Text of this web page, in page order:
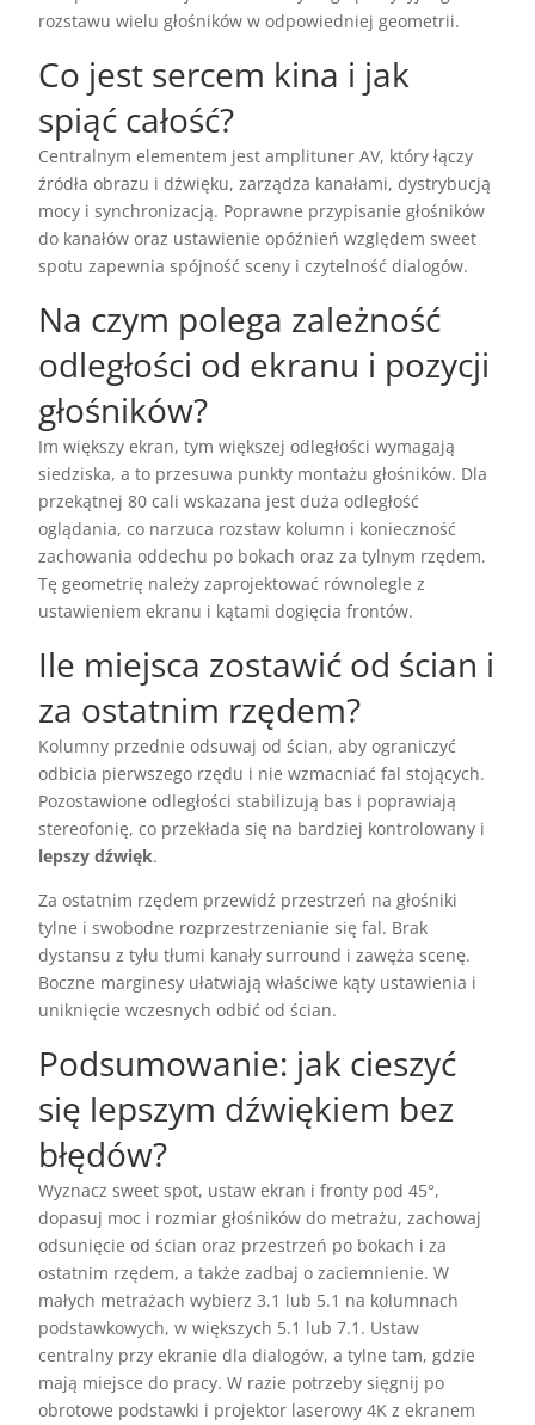
rozstawu wielu głośników w odpowiedniej geometrii.
Co jest sercem kina i jak
spiąć całość?
Centralnym elementem jest amplituner AV, który łączy
źródła obrazu i dźwięku, zarządza kanałami, dystrybucją
mocy i synchronizacją. Poprawne przypisanie głośników
do kanałów oraz ustawienie opóźnień względem sweet
spotu zapewnia spójność sceny i czytelność dialogów.
Na czym polega zależność
odległości od ekranu i pozycji
głośników?
Im większy ekran, tym większej odległości wymagają
siedziska, a to przesuwa punkty montażu głośników. Dla
przekątnej 80 cali wskazana jest duża odległość
oglądania, co narzuca rozstaw kolumn i konieczność
zachowania oddechu po bokach oraz za tylnym rzędem.
Tę geometrię należy zaprojektować równolegle z
ustawieniem ekranu i kątami dogięcia frontów.
Ile miejsca zostawić od ścian i
za ostatnim rzędem?
Kolumny przednie odsuwaj od ścian, aby ograniczyć
odbicia pierwszego rzędu i nie wzmacniać fal stojących.
Pozostawione odległości stabilizują bas i poprawiają
stereofonię, co przekłada się na bardziej kontrolowany i
lepszy dźwięk.
Za ostatnim rzędem przewidź przestrzeń na głośniki
tylne i swobodne rozprzestrzenianie się fal. Brak
dystansu z tyłu tłumi kanały surround i zawęża scenę.
Boczne marginesy ułatwiają właściwe kąty ustawienia i
uniknięcie wczesnych odbić od ścian.
Podsumowanie: jak cieszyć
się lepszym dźwiękiem bez
błędów?
Wyznacz sweet spot, ustaw ekran i fronty pod 45°,
dopasuj moc i rozmiar głośników do metrażu, zachowaj
odsunięcie od ścian oraz przestrzeń po bokach i za
ostatnim rzędem, a także zadbaj o zaciemnienie. W
małych metrażach wybierz 3.1 lub 5.1 na kolumnach
podstawkowych, w większych 5.1 lub 7.1. Ustaw
centralny przy ekranie dla dialogów, a tylne tam, gdzie
mają miejsce do pracy. W razie potrzeby sięgnij po
obrotowe podstawki i projektor laserowy 4K z ekranem